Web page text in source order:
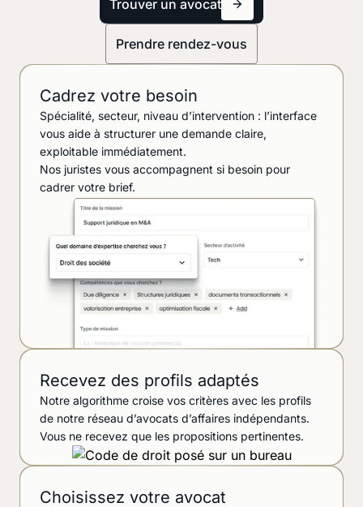
Cadrez votre besoin
Spécialité, secteur, niveau d’intervention : l’interface
vous aide à structurer une demande claire,
exploitable immédiatement.
Nos juristes vous accompagnent si besoin pour
cadrer votre brief.
Recevez des profils adaptés
Notre algorithme croise vos critères avec les profils
de notre réseau d’avocats d’affaires indépendants.
Vous ne recevez que les propositions pertinentes.
Choisissez votre avocat
Trouver un avocat
Prendre rendez-vous